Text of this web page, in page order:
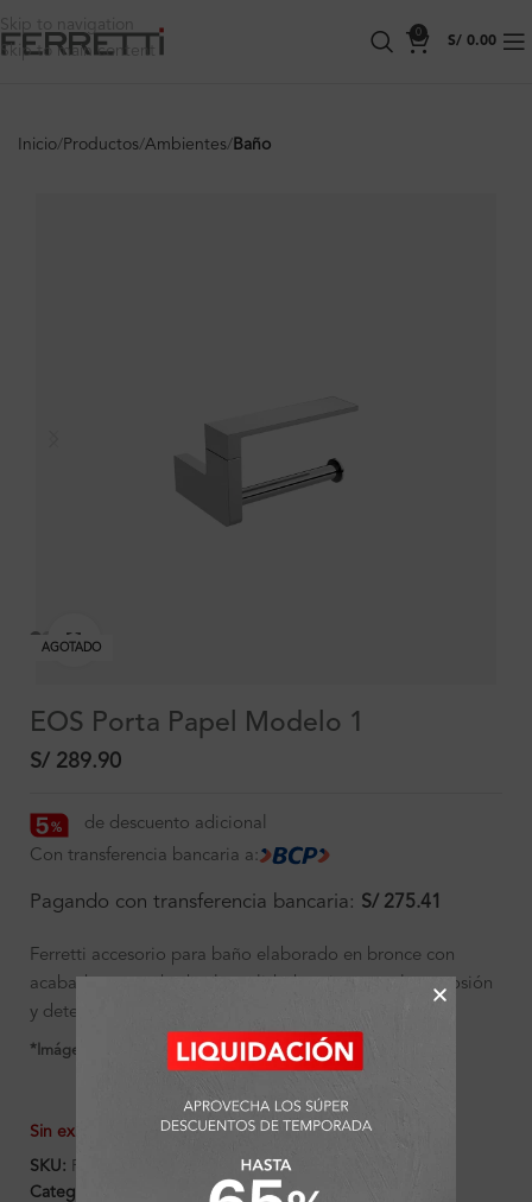
Skip to navigation
Skip to main content
0
S/ 0.00
Inicio Productos Ambientes Baño
AGOTADO
EOS Porta Papel Modelo 1
S/ 289.90
de descuento adicional
Con transferencia bancaria a:
Pagando con transferencia bancaria: S/ 275.41
Ferretti accesorio para baño elaborado en bronce con
acabado cromado de alta calidad, resistente a la corrosión
y deterioro.
*Imágenes referenciales
Sin existencias
SKU: FA2227
Categorías:
Ambientes, Baño